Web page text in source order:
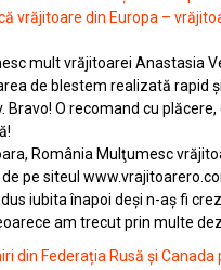
vrăjitoare din Europa –
mult vrăjitoarei Anastasia
de blestem realizată rapid
Bravo! O recomand cu
România Mulţumesc
de pe siteul
iubita înapoi deşi n-aş fi
am trecut prin multe
din Federația Rusă și Canada